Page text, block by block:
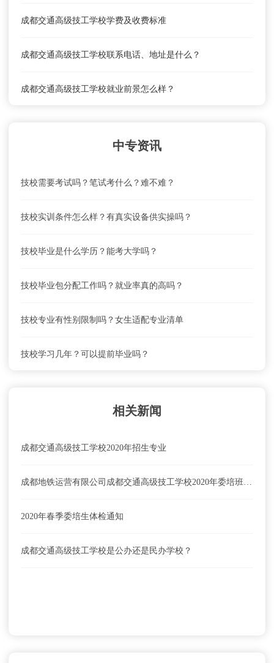
成都交通高级技工学校学费及收费标准
成都交通高级技工学校联系电话、地址是什么？
成都交通高级技工学校就业前景怎么样？
中专资讯
技校需要考试吗？笔试考什么？难不难？
技校实训条件怎么样？有真实设备供实操吗？
技校毕业是什么学历？能考大学吗？
技校毕业包分配工作吗？就业率真的高吗？
技校专业有性别限制吗？女生适配专业清单
技校学习几年？可以提前毕业吗？
相关新闻
成都交通高级技工学校2020年招生专业
成都地铁运营有限公司成都交通高级技工学校2020年委培班招生公告
2020年春季委培生体检通知
成都交通高级技工学校是公办还是民办学校？